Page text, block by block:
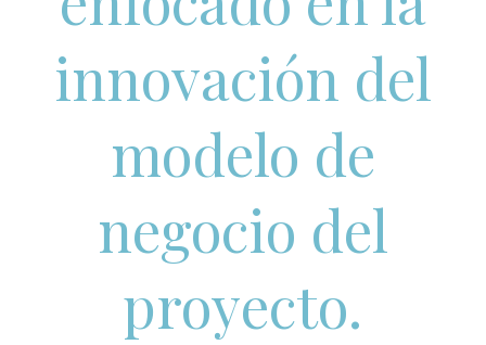
innovación del
modelo de
negocio del
proyecto.